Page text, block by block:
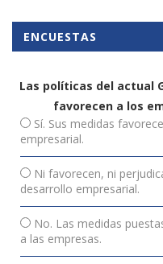
ENCUESTAS
Las políticas del actual
favorecen a los
Sí. Sus medidas
empresarial.
Ni favorecen, ni
desarrollo empresarial.
No. Las medidas
a las empresas.